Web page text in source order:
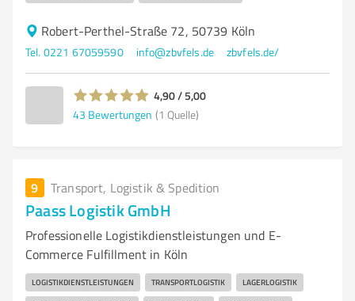
Robert-Perthel-Straße 72, 50739 Köln
Tel. 0221 67059590 info@zbvfels.de zbvfels.de/
4,90 / 5,00
43 Bewertungen (1 Quelle)
9 Transport, Logistik & Spedition
Paass Logistik GmbH
Professionelle Logistikdienstleistungen und E-
Commerce Fulfillment in Köln
LOGISTIKDIENSTLEISTUNGEN TRANSPORTLOGISTIK LAGERLOGISTIK